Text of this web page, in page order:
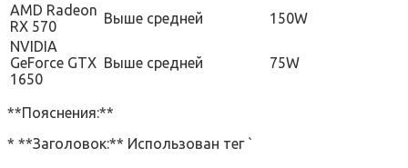
AMD Radeon
RX 570
Выше средней
150W
NVIDIA
GeForce GTX
1650
Выше средней 75W
**Пояснения:**
* **Заголовок:** Использован тег `